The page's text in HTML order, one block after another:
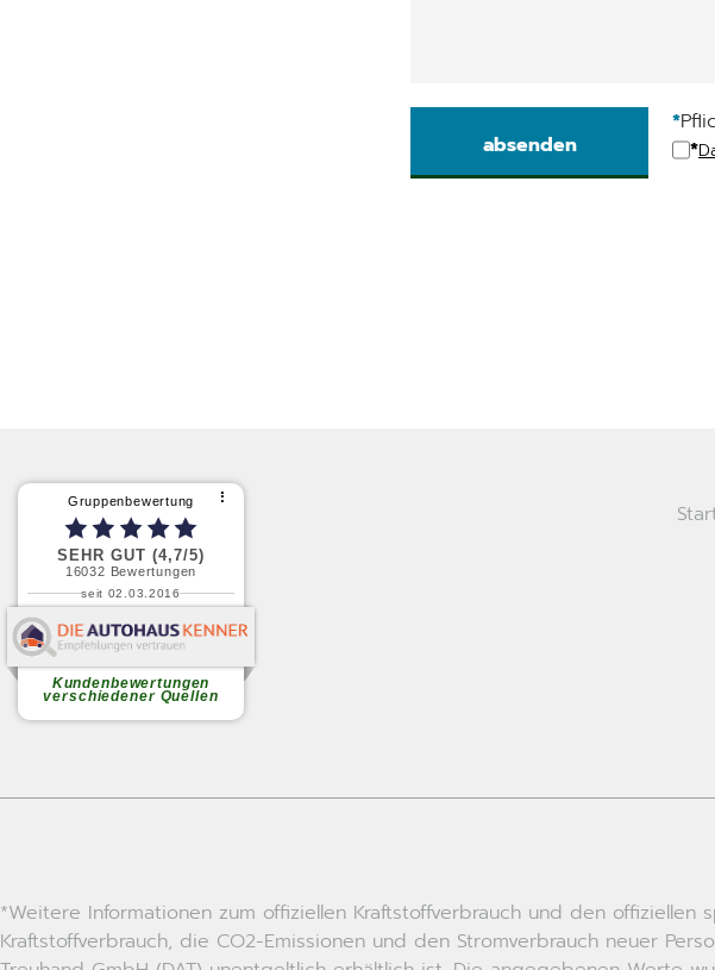
*
*
*Weitere Informationen zum offiziellen Kraftstoffverbrauch und den
Kraftstoffverbrauch, die CO2-Emissionen und den Stromverbrauch neuer